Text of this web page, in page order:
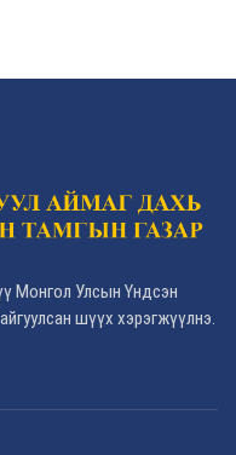
Монгол Улсын Үндсэн
шүүх хэрэгжүүлнэ.